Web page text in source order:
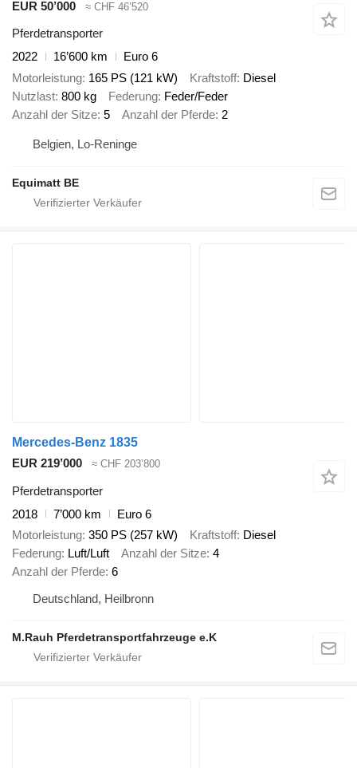
EUR 50’000 ≈ CHF 46’520
Pferdetransporter
2022
16’600 km
Euro 6
Motorleistung 165 PS (121 kW) Kraftstoff Diesel
Nutzlast 800 kg Federung Feder/Feder
Anzahl der Sitze 5 Anzahl der Pferde 2
Belgien, Lo-Reninge
Equimatt BE
Mercedes-Benz 1835
EUR 219’000
≈ CHF 203’800
Pferdetransporter
2018
7’000 km
Euro 6
Motorleistung 350 PS (257 kW) Kraftstoff Diesel
Federung Luft/Luft Anzahl der Sitze 4
Anzahl der Pferde 6
Deutschland, Heilbronn
M.Rauh Pferdetransportfahrzeuge e.K